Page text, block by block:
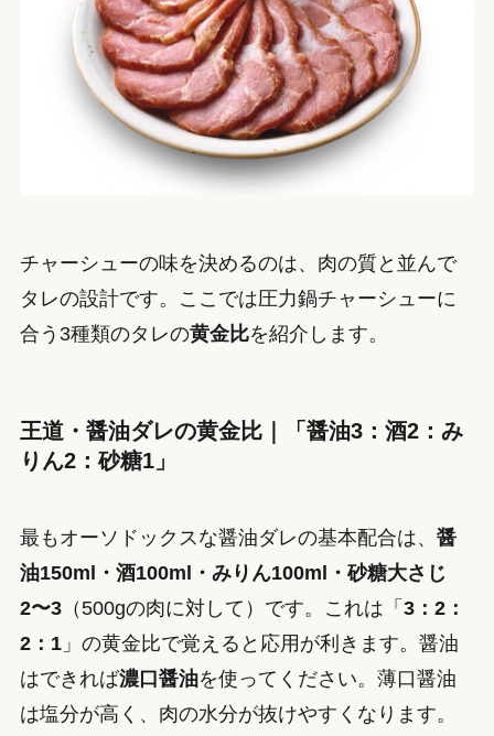
チャーシューの味を決めるのは、肉の質と並んで
タレの設計です。ここでは圧力鍋チャーシューに
合う3種類のタレの黄金比を紹介します。
王道・醤油ダレの黄金比｜「醤油3：酒2：み
りん2：砂糖1」
最もオーソドックスな醤油ダレの基本配合は、 醤
油150ml・酒100ml・みりん100ml・砂糖大さじ
2〜3（500gの肉に対して）です。これは「 3：2：
2：1」の黄金比で覚えると応用が利きます。醤油
はできれば濃口醤油を使ってください。薄口醤油
は塩分が高く、肉の水分が抜けやすくなります。